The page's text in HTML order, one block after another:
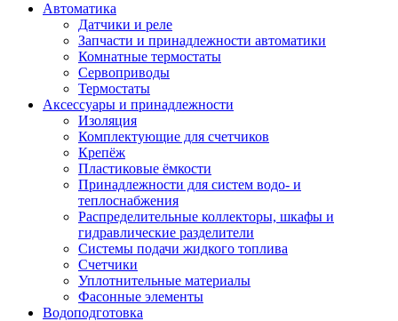
Автоматика
Датчики и реле
Запчасти и принадлежности автоматики
Комнатные термостаты
Сервоприводы
Термостаты
Аксессуары и принадлежности
Изоляция
Комплектующие для счетчиков
Крепёж
Пластиковые ёмкости
Принадлежности для систем водо- и
теплоснабжения
Распределительные коллекторы, шкафы и
гидравлические разделители
Системы подачи жидкого топлива
Счетчики
Уплотнительные материалы
Фасонные элементы
Водоподготовка